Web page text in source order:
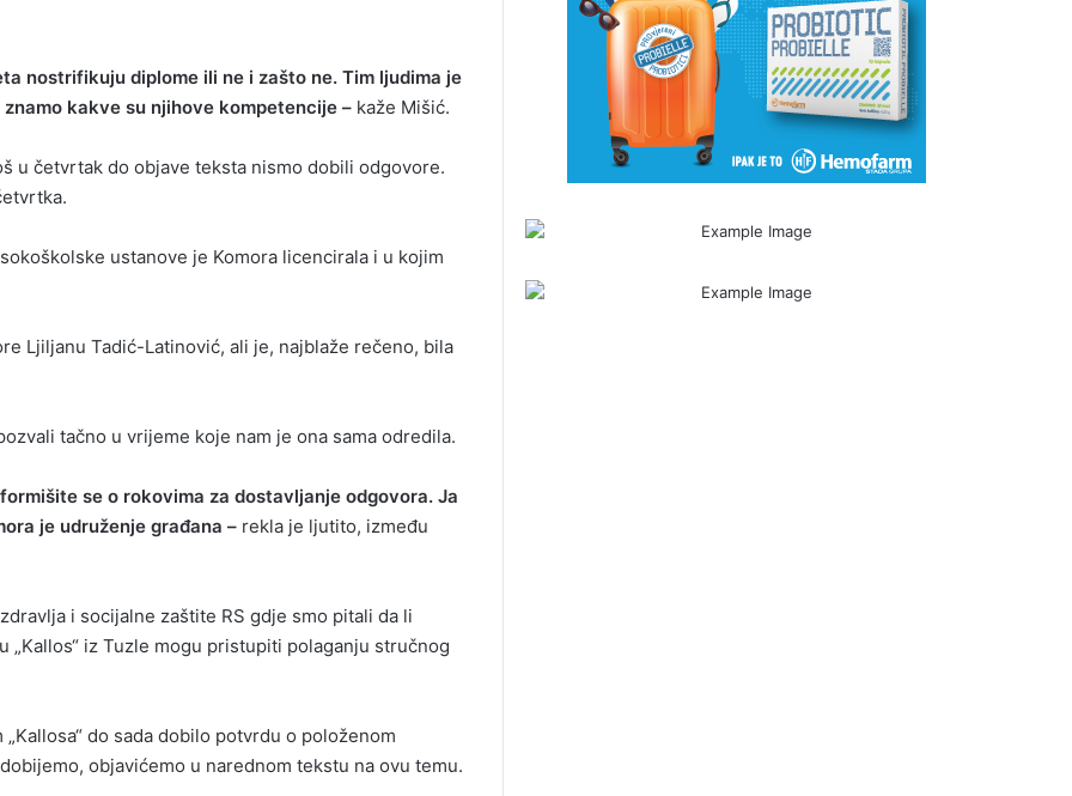
nostrifikuju diplome ili ne i zašto ne. Tim ljudima je
kakve su njihove kompetencije – kaže Mišić.
u četvrtak do objave teksta nismo dobili odgovore.
ustanove je Komora licencirala i u kojim
Ljiljanu Tadić-Latinović, ali je, najblaže rečeno, bila
tačno u vrijeme koje nam je ona sama odredila.
se o rokovima za dostavljanje odgovora. Ja
je udruženje građana – rekla je ljutito, između
i socijalne zaštite RS gdje smo pitali da li
iz Tuzle mogu pristupiti polaganju stručnog
do sada dobilo potvrdu o položenom
objavićemo u narednom tekstu na ovu temu.